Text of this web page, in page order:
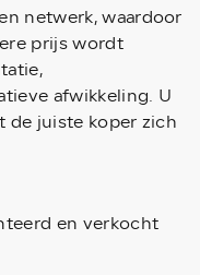
netwerk, waardoor
prijs wordt
afwikkeling. U
de juiste koper zich
en verkocht